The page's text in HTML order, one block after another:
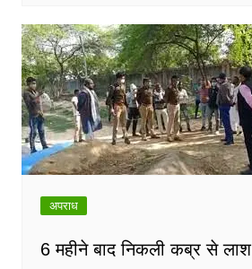
अपराध
6 महीने बाद निकली कब्र से लाश